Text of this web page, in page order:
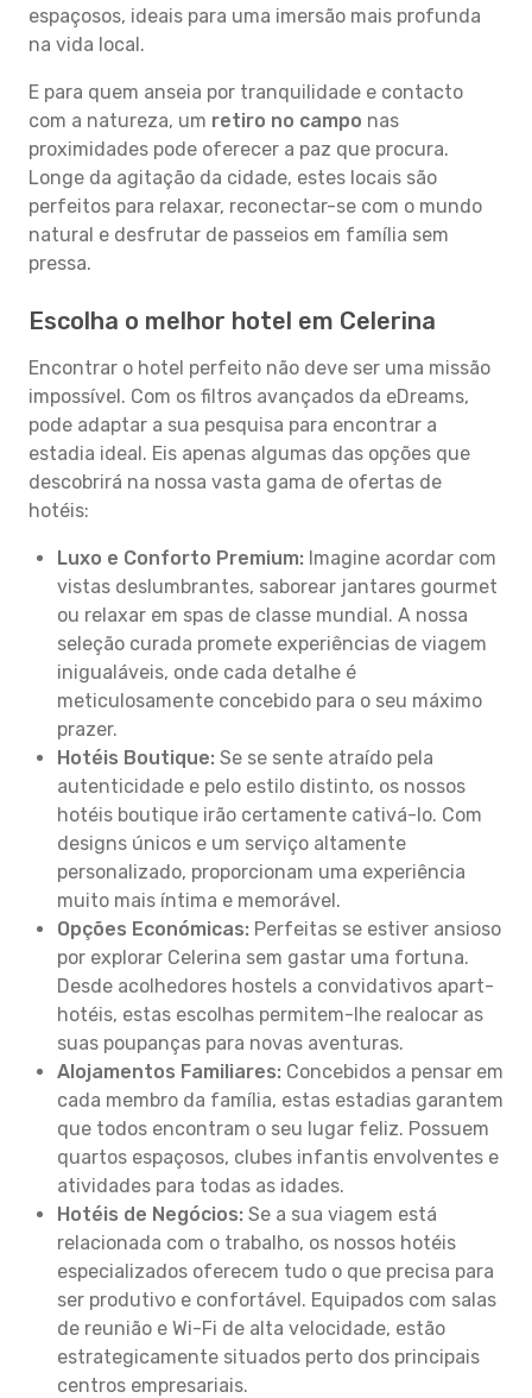
espaçosos, ideais para uma imersão mais profunda
na vida local.
E para quem anseia por tranquilidade e contacto
com a natureza, um retiro no campo nas
proximidades pode oferecer a paz que procura.
Longe da agitação da cidade, estes locais são
perfeitos para relaxar, reconectar-se com o mundo
natural e desfrutar de passeios em família sem
pressa.
Escolha o melhor hotel em Celerina
Encontrar o hotel perfeito não deve ser uma missão
impossível. Com os filtros avançados da eDreams,
pode adaptar a sua pesquisa para encontrar a
estadia ideal. Eis apenas algumas das opções que
descobrirá na nossa vasta gama de ofertas de
hotéis:
Luxo e Conforto Premium: Imagine acordar com
vistas deslumbrantes, saborear jantares gourmet
ou relaxar em spas de classe mundial. A nossa
seleção curada promete experiências de viagem
inigualáveis, onde cada detalhe é
meticulosamente concebido para o seu máximo
prazer.
Hotéis Boutique: Se se sente atraído pela
autenticidade e pelo estilo distinto, os nossos
hotéis boutique irão certamente cativá-lo. Com
designs únicos e um serviço altamente
personalizado, proporcionam uma experiência
muito mais íntima e memorável.
Opções Económicas: Perfeitas se estiver ansioso
por explorar Celerina sem gastar uma fortuna.
Desde acolhedores hostels a convidativos apart-
hotéis, estas escolhas permitem-lhe realocar as
suas poupanças para novas aventuras.
Alojamentos Familiares: Concebidos a pensar em
cada membro da família, estas estadias garantem
que todos encontram o seu lugar feliz. Possuem
quartos espaçosos, clubes infantis envolventes e
atividades para todas as idades.
Hotéis de Negócios: Se a sua viagem está
relacionada com o trabalho, os nossos hotéis
especializados oferecem tudo o que precisa para
ser produtivo e confortável. Equipados com salas
de reunião e Wi-Fi de alta velocidade, estão
estrategicamente situados perto dos principais
centros empresariais.